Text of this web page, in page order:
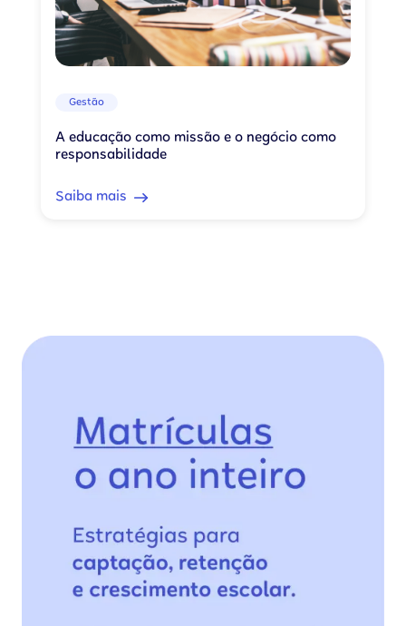
Gestão
A educação como missão e o negócio como
responsabilidade
Saiba mais